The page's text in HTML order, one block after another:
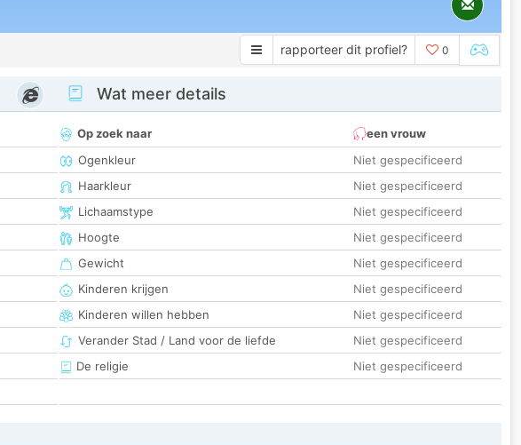
rapporteer dit profiel? 0
Wat meer details
Op zoek naar
een vrouw
Ogenkleur
Niet gespecificeerd
Haarkleur
Niet gespecificeerd
Lichaamstype
Niet gespecificeerd
Hoogte
Niet gespecificeerd
Gewicht
Niet gespecificeerd
Kinderen krijgen
Niet gespecificeerd
Kinderen willen hebben
Niet gespecificeerd
Verander Stad / Land voor de liefde
Niet gespecificeerd
De religie
Niet gespecificeerd